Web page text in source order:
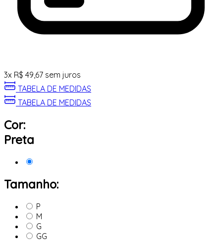
3x R$ 49,67 sem juros
TABELA DE MEDIDAS
TABELA DE MEDIDAS
Cor:
Preta
Tamanho:
P
M
G
GG